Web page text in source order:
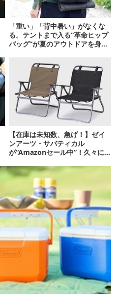
「重い」「背中暑い」がなくな
る。テントまで入る“革命ヒップ
バッグ”が夏のアウトドアを身軽
【在庫は未知数、急げ！】ゼイ
ンアーツ・サバティカル
が“Amazonセール中”！久々に